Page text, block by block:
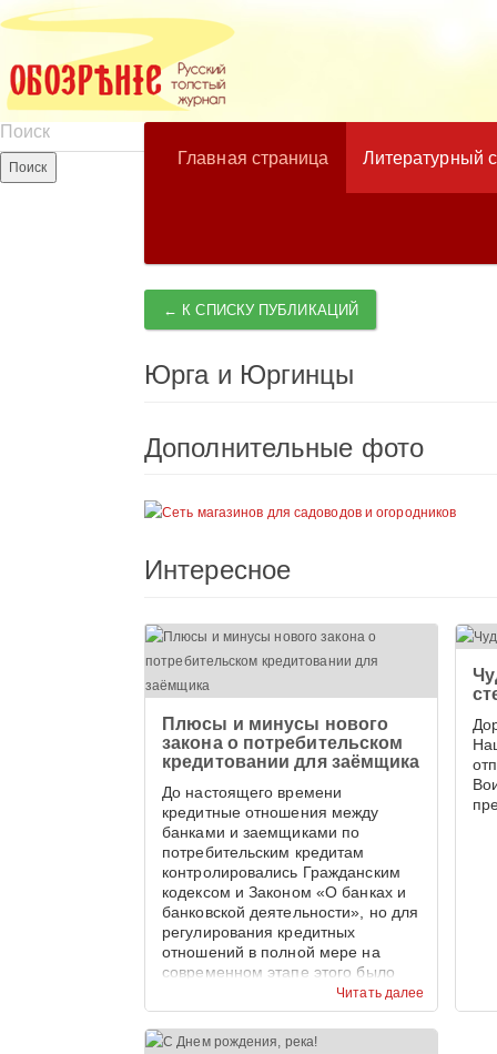
Главная страница Литературный
← К СПИСКУ ПУБЛИКАЦИЙ
Юрга и Юргинцы
Дополнительные фото
Интересное
Читать далее
Плюсы и минусы нового
закона о потребительском
кредитовании для заёмщика
До настоящего времени
кредитные отношения между
банками и заемщиками по
потребительским кредитам
контролировались Гражданским
кодексом и Законом «О банках и
банковской деятельности», но для
регулирования кредитных
отношений в полной мере на
современном этапе этого было